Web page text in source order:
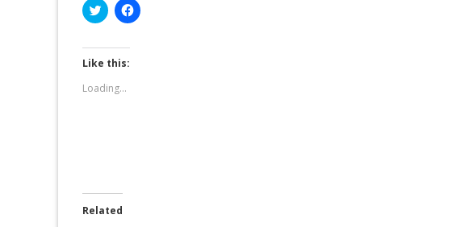
Click
to
Twitter
(Opens
in
new
window)
Click
to
Like this:
Loading...
Related